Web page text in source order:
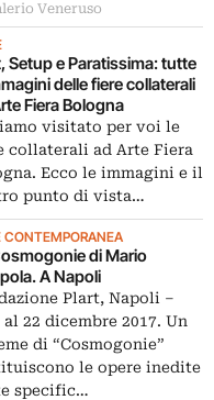
Veneruso
Setup e Paratissima: tutte
delle fiere collaterali
Fiera Bologna
visitato per voi le
collaterali ad Arte Fiera
Ecco le immagini e il
punto di vista…
CONTEMPORANEA
di Mario
A Napoli
Plart, Napoli –
22 dicembre 2017. Un
di “Cosmogonie”
le opere inedite
specific…